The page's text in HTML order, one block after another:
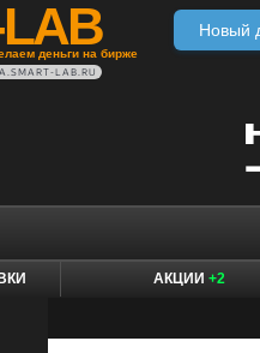
деньги на бирже
Новый
LAB.RU
АКЦИИ +2